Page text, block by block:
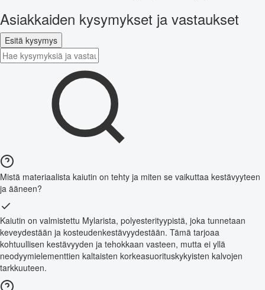
Asiakkaiden kysymykset ja vastaukset
Esitä kysymys
Mistä materiaalista kaiutin on tehty ja miten se vaikuttaa kestävyyteen
ja ääneen?
Kaiutin on valmistettu Mylarista, polyesterityypistä, joka tunnetaan
keveydestään ja kosteudenkestävyydestään. Tämä tarjoaa
kohtuullisen kestävyyden ja tehokkaan vasteen, mutta ei yllä
neodyymielementtien kaltaisten korkeasuorituskykyisten kalvojen
tarkkuuteen.